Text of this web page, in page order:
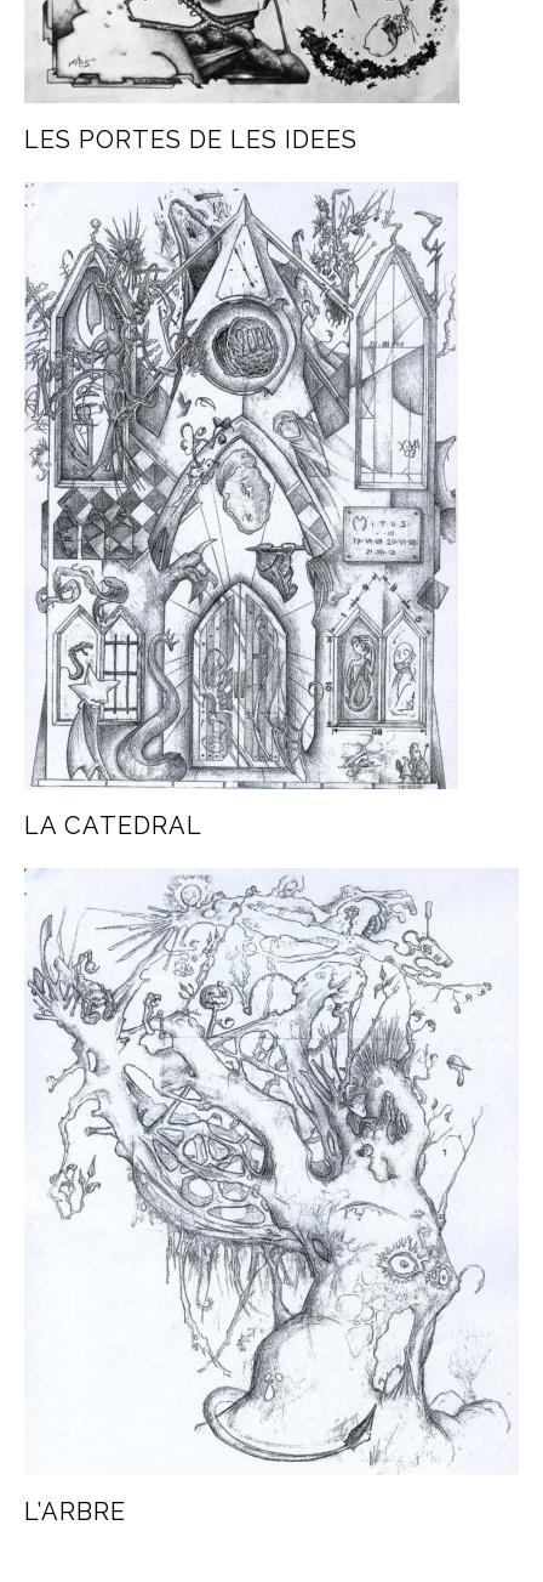
LES PORTES DE LES IDEES
LA CATEDRAL
L’ARBRE